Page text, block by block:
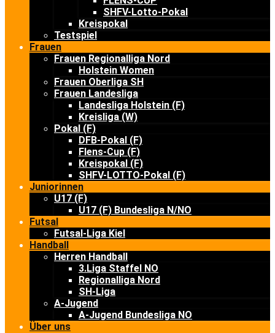
SHFV-Lotto-Pokal
Kreispokal
Testspiel
Frauen
Frauen Regionalliga Nord
Holstein Women
Frauen Oberliga SH
Frauen Landesliga
Landesliga Holstein (F)
Kreisliga (W)
Pokal (F)
DFB-Pokal (F)
Flens-Cup (F)
Kreispokal (F)
SHFV-LOTTO-Pokal (F)
Juniorinnen
U17 (F)
U17 (F) Bundesliga N/NO
Futsal
Futsal-Liga Kiel
Handball
Herren Handball
3.Liga Staffel NO
Regionalliga Nord
SH-Liga
A-Jugend
A-Jugend Bundesliga NO
Über uns